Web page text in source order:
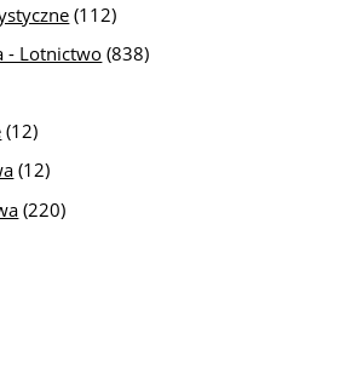
(112)
- Lotnictwo (838)
(12)
(12)
(220)